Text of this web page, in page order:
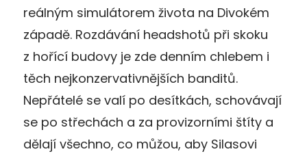
reálným simulátorem života na Divokém
západě. Rozdávání headshotů při skoku
z hořící budovy je zde denním chlebem i
těch nejkonzervativnějších banditů.
Nepřátelé se valí po desítkách, schovávají
se po střechách a za provizorními štíty a
dělají všechno, co můžou, aby Silasovi